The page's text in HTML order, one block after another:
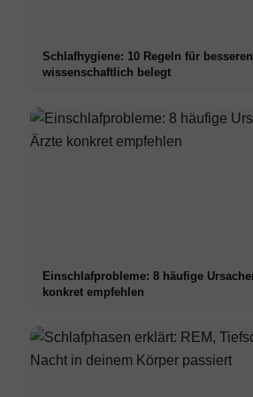
Schlafhygiene: 10 Regeln für
wissenschaftlich belegt
Einschlafprobleme: 8 häufige
konkret empfehlen